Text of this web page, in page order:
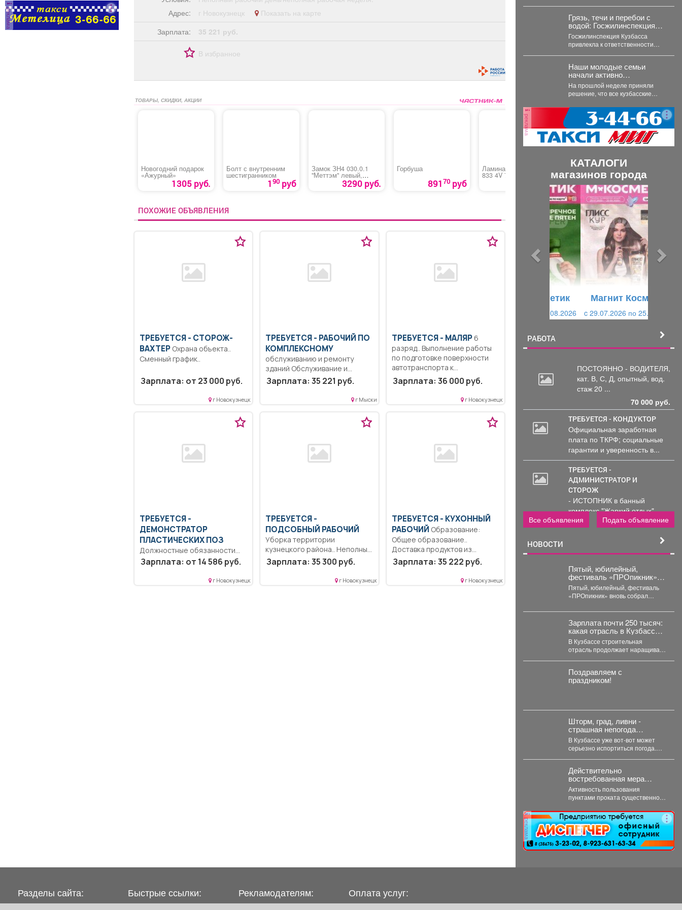
администраторов.
Дважды в месяц Сфера
компании: Гостиничный
реклама
Адрес:
г Новокузнецк
Показать на карте
Зарплата:
35 221 руб.
В избранное
ТОВАРЫ, СКИДКИ, АКЦИИ
Новогодний подарок
«Ажурный»
1305 руб.
Болт с внутренним
шестигранником
190руб
Замок ЗН4 030.0.1
"Меттэм" левый,
3290 руб.
Горбуша
89170руб
Ламинат Victory Beauty
833 4V 7876 Дуб
Салат «Нежность с
ананасом»
290 руб.
ПОХОЖИЕ ОБЪЯВЛЕНИЯ
ТРЕБУЕТСЯ - СТОРОЖ-
ВАХТЕРОхрана объекта..
Сменный график..
Зарплата: от 23 000 руб.
г Новокузнецк
ТРЕБУЕТСЯ - РАБОЧИЙ ПО
КОМПЛЕКСНОМУ
обслуживанию и ремонту
зданий Обслуживание и
ремонт здания.. Полный
рабочий...
Зарплата: 35 221 руб.
г Мыски
ТРЕБУЕТСЯ - МАЛЯР6
разряд.. Выполнение работы
по подготовке поверхности
автотранспорта к...
Зарплата: 36 000 руб.
г Новокузнецк
ТРЕБУЕТСЯ -
ДЕМОНСТРАТОР
ПЛАСТИЧЕСКИХ ПОЗ
Должностные обязанности
демонстратора пластических
поз Демонстратор
пластических поз выполняет...
Зарплата: от 14 586 руб.
г Новокузнецк
ТРЕБУЕТСЯ -
ПОДСОБНЫЙ РАБОЧИЙ
Уборка территории
кузнецкого района.. Неполный
рабочий день/неполная
рабочая неделя..
Зарплата: 35 300 руб.
г Новокузнецк
ТРЕБУЕТСЯ - КУХОННЫЙ
РАБОЧИЙ
Общее образование..
Доставка продуктов из
кладовой на пищеблок;...
Зарплата: 35 222 руб.
г Новокузнецк
оборудованных...
Грязь, течи и перебои с
водой: Госжилинспекция
наказала УК Кузбасса
Госжилинспекция Кузбасса
привлекла к ответственности
за нарушения в содержании
домов...
Наши молодые семьи
начали активно
пользоваться пунктами
проката вещей для
новорожденных.
На прошлой неделе приняли
решение, что все кузбасские
включительно могут стать...
реклама
КАТАЛОГИ
магазинов города
Магнит Косметик
c 29.07.2026 по 25.08.2026
РАБОТА
ПОСТОЯННО - ВОДИТЕЛЯ,
кат. В, С, Д, опытный, вод.
стаж 20 ...
70 000 руб.
ТРЕБУЕТСЯ - КОНДУКТОР
Официальная заработная
плата по ТКРФ; социальные
гарантии и уверенность в...
ТРЕБУЕТСЯ -
АДМИНИСТРАТОР И
СТОРОЖ
- ИСТОПНИК в банный
комплекс "Жаркий отдых"
Администрирование и тех....
Все объявления Подать объявление
НОВОСТИ
Пятый, юбилейный,
фестиваль «ПРОпикник»
вновь собрал тысячи
гостей.
Пятый, юбилейный, фестиваль
«ПРОпикник» вновь собрал
гастрономической кухни до
костюмированных сапбордистов
-...
Зарплата почти 250 тысяч:
какая отрасль в Кузбассе
выросла на 42% в доходе
В Кузбассе строительная
отрасль продолжает наращивать
месяцев...
Поздравляем с
праздником!
Шторм, град, ливни -
страшная непогода
надвигается на Кузбасс
В Кузбассе уже вот-вот может
серьезно испортиться погода.
прогноз погоды...
Действительно
востребованная мера
поддержки.
Активность пользования
пунктами проката существенно
после того как губернатор
поручил включить...
реклама
Разделы сайта: Быстрые ссылки: Рекламодателям: Оплата услуг: